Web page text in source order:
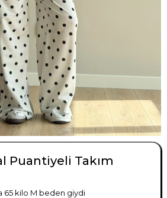
Puantiyeli Takım
65 kilo M beden giydi